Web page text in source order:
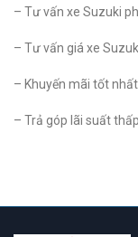
– Tư vấn xe Suzuki
– Tư vấn giá xe
– Khuyến mãi tốt nhất
– Trả góp lãi suất